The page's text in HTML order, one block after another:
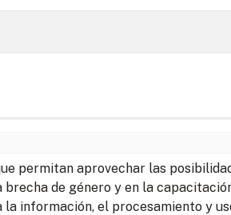
permitan aprovechar las
de género y en la
información, el procesamiento y